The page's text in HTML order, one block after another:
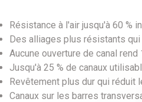
Résistance à l'air jusqu'à 60 %
Des alliages plus résistants
Aucune ouverture de canal
Jusqu'à 25 % de canaux
Revêtement plus dur qui réduit
Canaux sur les barres